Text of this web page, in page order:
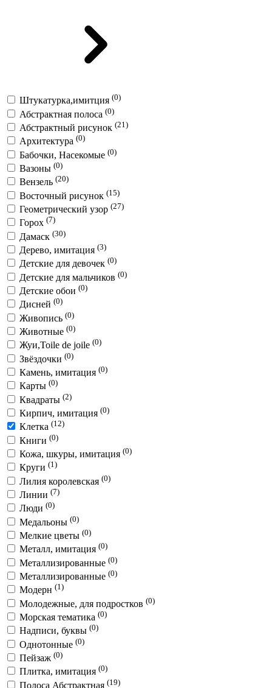
Штукатурка,имитция (0)
Абстрактная полоса (0)
Абстрактный рисунок (21)
Архитектура (0)
Бабочки, Насекомые (0)
Вазоны (0)
Вензель (20)
Восточный рисунок (15)
Геометрический узор (27)
Горох (7)
Дамаск (30)
Дерево, имитация (3)
Детские для девочек (0)
Детские для мальчиков (0)
Детские обои (0)
Дисней (0)
Живопись (0)
Животные (0)
Жуи,Toile de joile (0)
Звёздочки (0)
Камень, имитация (0)
Карты (0)
Квадраты (2)
Кирпич, имитация (0)
Клетка (12)
Книги (0)
Кожа, шкуры, имитация (0)
Круги (1)
Лилия королевская (0)
Линии (7)
Люди (0)
Медальоны (0)
Мелкие цветы (0)
Металл, имитация (0)
Металлизированные (0)
Металлизированные (0)
Модерн (1)
Молодежные, для подростков (0)
Морская тематика (0)
Надписи, буквы (0)
Однотонные (0)
Пейзаж (0)
Плитка, имитация (0)
Полоса Абстрактная (19)